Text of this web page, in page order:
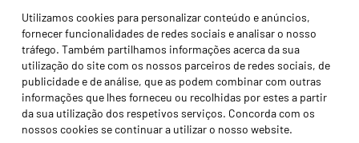
Utilizamos cookies para personalizar conteúdo e anúncios,
fornecer funcionalidades de redes sociais e analisar o nosso
tráfego. Também partilhamos informações acerca da sua
utilização do site com os nossos parceiros de redes sociais, de
publicidade e de análise, que as podem combinar com outras
informações que lhes forneceu ou recolhidas por estes a partir
da sua utilização dos respetivos serviços. Concorda com os
nossos cookies se continuar a utilizar o nosso website.
Canal de Denúncias (RGPC)
Termos e condições